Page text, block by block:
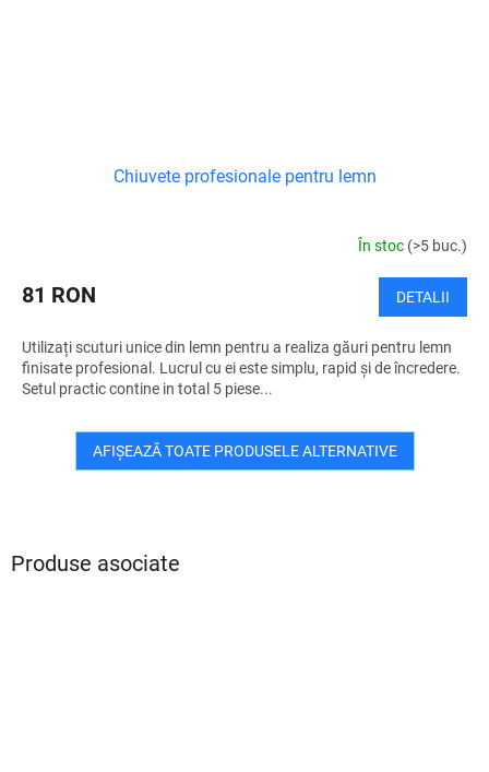
Produse asociate
Chiuvete profesionale pentru lemn
În stoc (>5 buc.)
81 RON DETALII
Utilizați scuturi unice din lemn pentru a realiza găuri pentru lemn
finisate profesional. Lucrul cu ei este simplu, rapid și de încredere.
Setul practic contine in total 5 piese...
AFIŞEAZĂ TOATE PRODUSELE ALTERNATIVE